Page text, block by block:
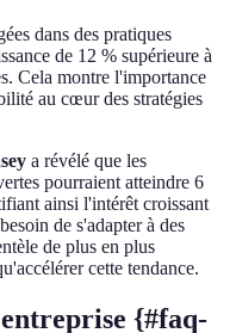
dans des pratiques
de 12 % supérieure à
Cela montre l'importance
au cœur des stratégies
a révélé que les
pourraient atteindre 6
ainsi l'intérêt croissant
de s'adapter à des
de plus en plus
cette tendance.
{#faq-